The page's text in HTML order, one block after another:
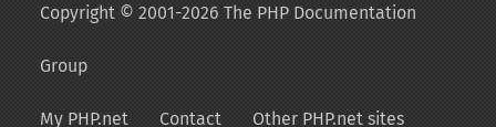
Copyright © 2001-2026 The PHP Documentation
Group
My PHP.net Contact Other PHP.net sites